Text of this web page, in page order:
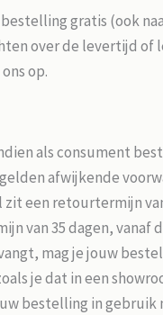
gratis (ook
over de levertijd of
op.
als consument
afwijkende
een retourtermijn
van 35 dagen, vanaf
mag je jouw
je dat in een
bestelling in gebruik